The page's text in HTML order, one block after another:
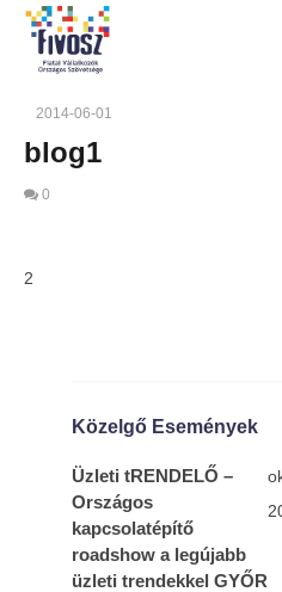
2014-06-01
blog1
0
2
Közelgő Események
Üzleti tRENDELŐ –
Országos
kapcsolatépítő
roadshow a legújabb
üzleti trendekkel GYŐR